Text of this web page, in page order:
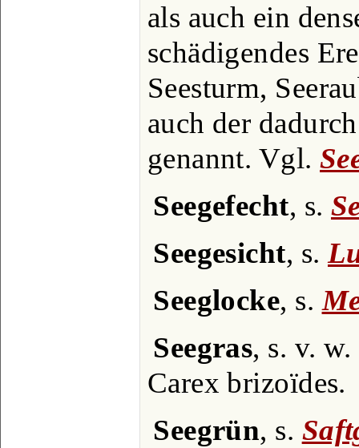
als auch ein
schädigendes
Seesturm,
auch der
genannt. Vgl.
Seegefecht, s.
Seegesicht, s.
Seeglocke, s.
Seegras, s. v.
Carex brizoïdes.
Seegrün, s.